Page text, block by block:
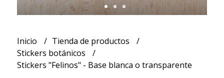
Inicio
Tienda de productos
Stickers botánicos
Stickers "Felinos" - Base blanca o transparente